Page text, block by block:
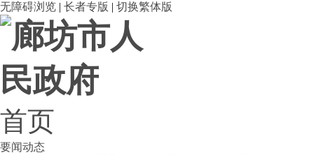
无障碍浏览 | 长者专版 | 切换繁体版
首页
要闻动态